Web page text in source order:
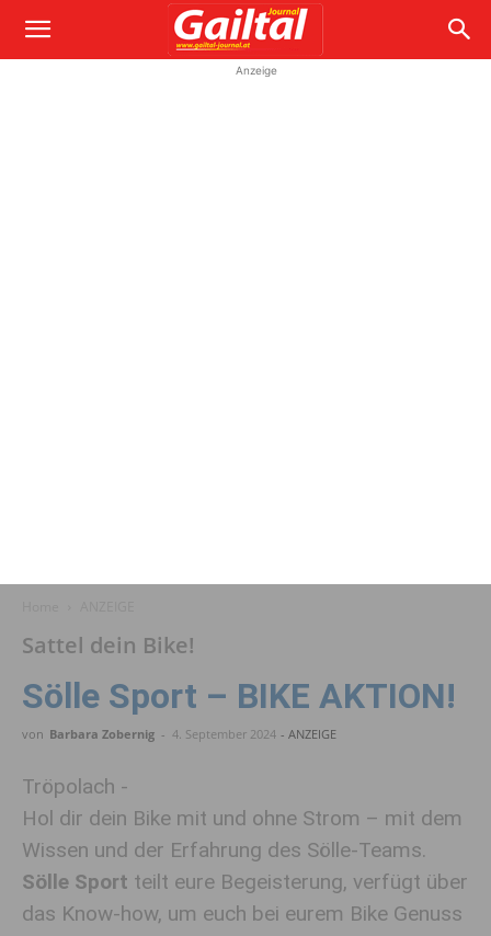
Anzeige
Sattel dein Bike!
Sölle Sport – BIKE AKTION!
von Barbara Zobernig - 4. September 2024 - ANZEIGE
Tröpolach -
Hol dir dein Bike mit und ohne Strom – mit dem
Wissen und der Erfahrung des Sölle-Teams.
Sölle Sport teilt eure Begeisterung, verfügt über
das Know-how, um euch bei eurem Bike Genuss